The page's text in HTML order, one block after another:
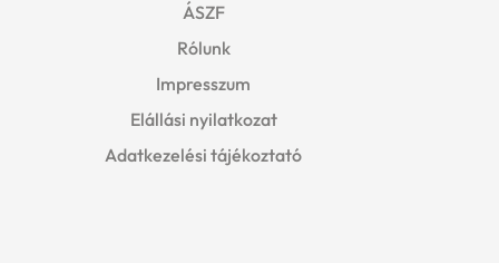
ÁSZF
Rólunk
Impresszum
Elállási nyilatkozat
Adatkezelési tájékoztató